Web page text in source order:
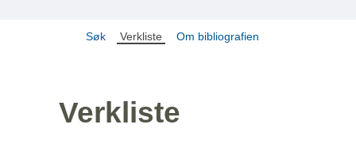
Søk Verkliste Om bibliografien
Verkliste